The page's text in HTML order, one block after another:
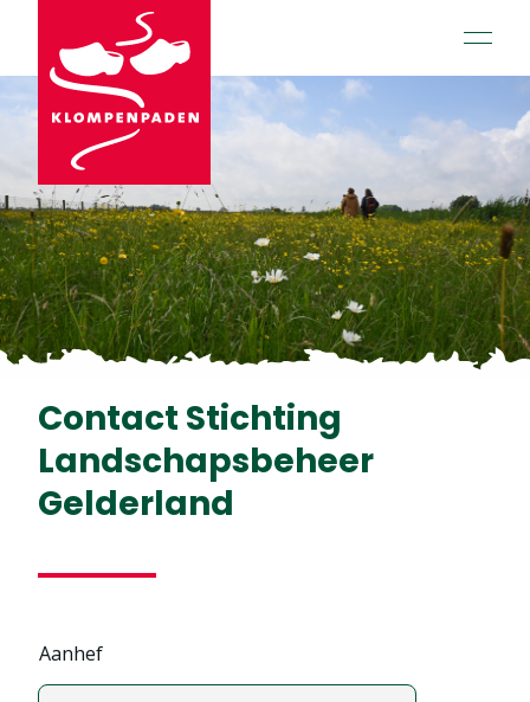
open
Contact Stichting
Landschapsbeheer
Gelderland
Aanhef